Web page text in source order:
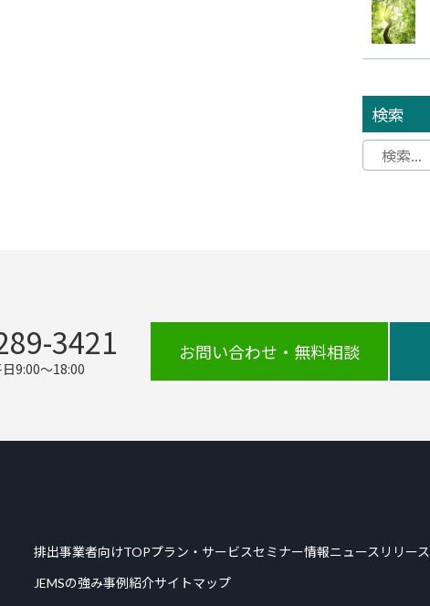
検索
3421
9:00～18:00
お問い合わせ・無料相談
排出事業者向けTOPプラン・サービスセミナー情報ニュースリリース
JEMSの強み事例紹介サイトマップ